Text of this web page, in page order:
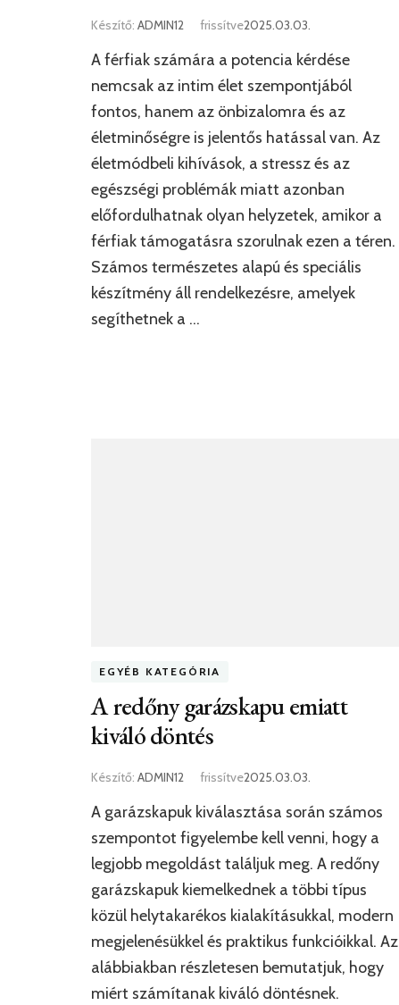
Készítő: ADMIN12 frissítve2025.03.03.
A férfiak számára a potencia kérdése
nemcsak az intim élet szempontjából
fontos, hanem az önbizalomra és az
életminőségre is jelentős hatással van. Az
életmódbeli kihívások, a stressz és az
egészségi problémák miatt azonban
előfordulhatnak olyan helyzetek, amikor a
férfiak támogatásra szorulnak ezen a téren.
Számos természetes alapú és speciális
készítmény áll rendelkezésre, amelyek
segíthetnek a …
EGYÉB KATEGÓRIA
A redőny garázskapu emiatt
kiváló döntés
Készítő: ADMIN12 frissítve2025.03.03.
A garázskapuk kiválasztása során számos
szempontot figyelembe kell venni, hogy a
legjobb megoldást találjuk meg. A redőny
garázskapuk kiemelkednek a többi típus
közül helytakarékos kialakításukkal, modern
megjelenésükkel és praktikus funkcióikkal. Az
alábbiakban részletesen bemutatjuk, hogy
miért számítanak kiváló döntésnek.